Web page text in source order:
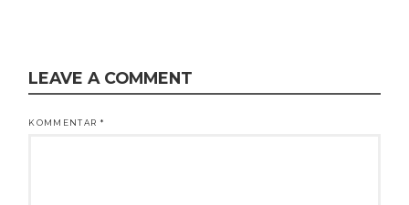
LEAVE A COMMENT
KOMMENTAR *